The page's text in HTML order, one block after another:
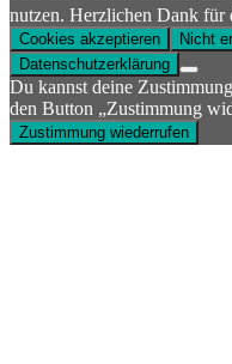
nutzen. Herzlichen Dank für
Cookies akzeptieren
Nicht
Datenschutzerklärung
Du kannst deine
den Button „Zustimmung
Zustimmung wiederrufen